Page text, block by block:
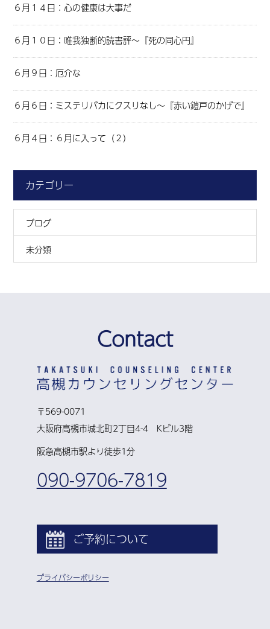
６月１４日：心の健康は大事だ
６月１０日：唯我独断的読書評～『死の同心円』
６月９日：厄介な
６月６日：ミステリバカにクスリなし～『赤い鎧戸のかげで』
６月４日：６月に入って（２）
カテゴリー
ブログ
未分類
Contact
〒569-0071
大阪府高槻市城北町2丁目4-4 Kビル3階
阪急高槻市駅より徒歩1分
090-9706-7819
ご予約について
プライバシーポリシー